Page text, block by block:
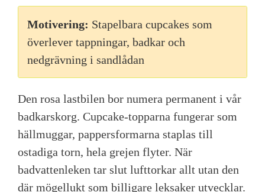
Motivering: Stapelbara cupcakes som
överlever tappningar, badkar och
nedgrävning i sandlådan
Den rosa lastbilen bor numera permanent i vår
badkarskorg. Cupcake-topparna fungerar som
hällmuggar, pappersformarna staplas till
ostadiga torn, hela grejen flyter. När
badvattenleken tar slut lufttorkar allt utan den
där mögellukt som billigare leksaker utvecklar.